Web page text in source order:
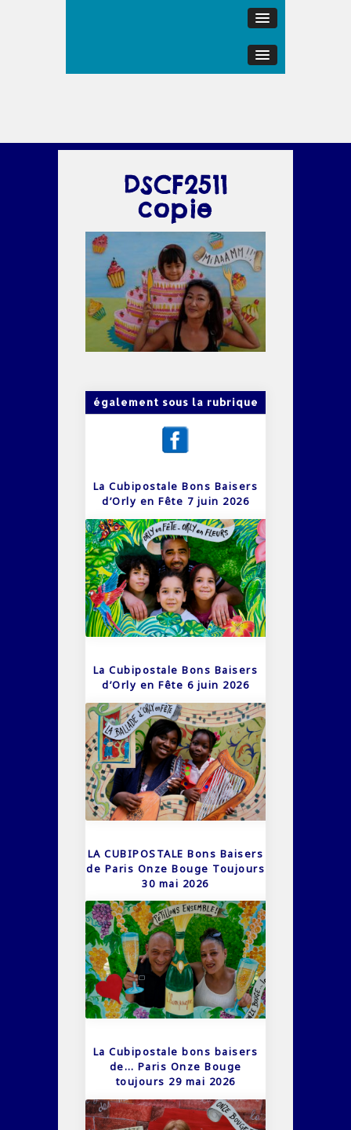
DSCF2511
copie
également sous la rubrique
La Cubipostale Bons Baisers
d’Orly en Fête 7 juin 2026
La Cubipostale Bons Baisers
d’Orly en Fête 6 juin 2026
LA CUBIPOSTALE Bons Baisers
de Paris Onze Bouge Toujours
30 mai 2026
La Cubipostale bons baisers
de… Paris Onze Bouge
toujours 29 mai 2026